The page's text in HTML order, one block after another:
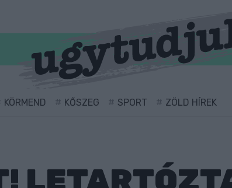
KÖRMEND KŐSZEG SPORT ZÖLD HÍREK